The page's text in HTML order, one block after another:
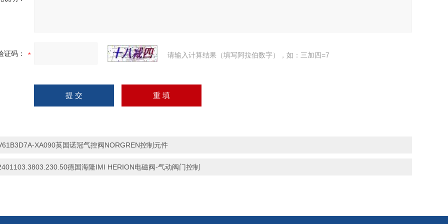
证码： 请输入计算结果（填写阿拉伯数字），如：三加四=7
XA090英国诺冠气控阀NORGREN控制元件
德国海隆IMI HERION电磁阀-气动阀门控制